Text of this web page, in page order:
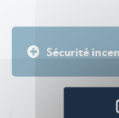
Sécurité